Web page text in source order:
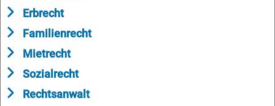
Erbrecht
Familienrecht
Mietrecht
Sozialrecht
Rechtsanwalt